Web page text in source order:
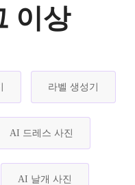
이상
라벨 생성기
AI 드레스 사진
AI 날개 사진